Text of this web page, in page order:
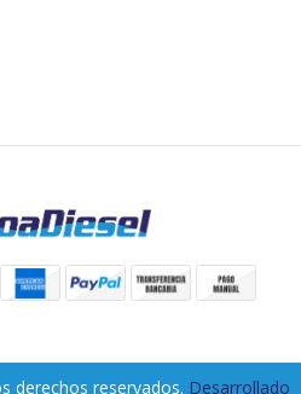
derechos reservados. Desarrollado